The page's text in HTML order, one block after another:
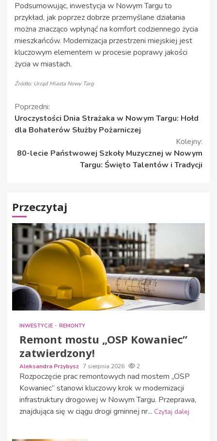
Podsumowując, inwestycja w Nowym Targu to
przykład, jak poprzez dobrze przemyślane działania
można znacząco wpłynąć na komfort codziennego życia
mieszkańców. Modernizacja przestrzeni miejskiej jest
kluczowym elementem w procesie poprawy jakości
życia w miastach.
Źródło: Urząd Miasta Nowy Targ
Kontynuuj
czytanie
Poprzedni:
Uroczystości Dnia Strażaka w Nowym Targu: Hołd
dla Bohaterów Służby Pożarniczej
Kolejny:
80-lecie Państwowej Szkoły Muzycznej w Nowym
Targu: Święto Talentów i Tradycji
Przeczytaj
INWESTYCJE REMONTY
Remont mostu „OSP Kowaniec”
zatwierdzony!
Aleksandra Przybysz 7 sierpnia 2026 2
Rozpoczęcie prac remontowych nad mostem „OSP
Kowaniec” stanowi kluczowy krok w modernizacji
infrastruktury drogowej w Nowym Targu. Przeprawa,
znajdująca się w ciągu drogi gminnej nr... Czytaj dalej